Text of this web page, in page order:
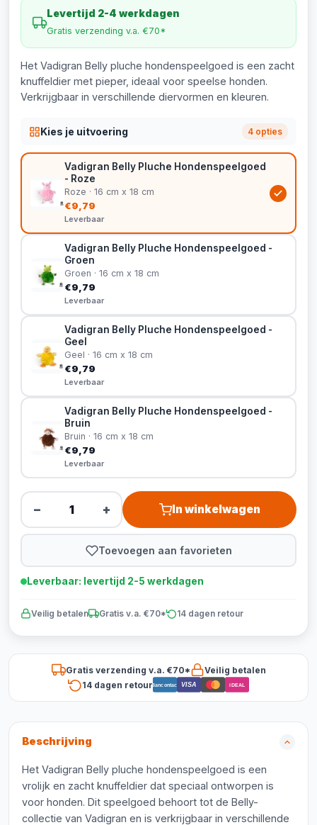
Levertijd 2-4 werkdagen
Gratis verzending v.a. €70*
Het Vadigran Belly pluche hondenspeelgoed is een zacht
knuffeldier met pieper, ideaal voor speelse honden.
Verkrijgbaar in verschillende diervormen en kleuren.
Kies je uitvoering 4 opties
Vadigran Belly Pluche Hondenspeelgoed
- Roze
Roze · 16 cm x 18 cm
€9,79
Leverbaar
Vadigran Belly Pluche Hondenspeelgoed -
Groen
Groen · 16 cm x 18 cm
€9,79
Leverbaar
Vadigran Belly Pluche Hondenspeelgoed -
Geel
Geel · 16 cm x 18 cm
€9,79
Leverbaar
Vadigran Belly Pluche Hondenspeelgoed -
Bruin
Bruin · 16 cm x 18 cm
€9,79
Leverbaar
− + In winkelwagen
Toevoegen aan favorieten
Leverbaar: levertijd 2-5 werkdagen
Veilig betalen Gratis v.a. €70* 14 dagen retour
Gratis verzending v.a. €70*
Veilig betalen
14 dagen retourBancontact VISA iDEAL
Beschrijving
Het Vadigran Belly pluche hondenspeelgoed is een
vrolijk en zacht knuffeldier dat speciaal ontworpen is
voor honden. Dit speelgoed behoort tot de Belly-
collectie van Vadigran en is verkrijgbaar in verschillende